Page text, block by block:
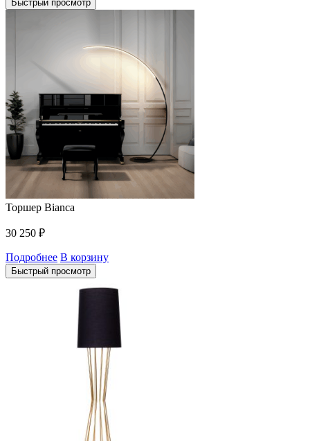
Быстрый просмотр
Торшер Bianca
30 250 ₽
Подробнее В корзину
Быстрый просмотр